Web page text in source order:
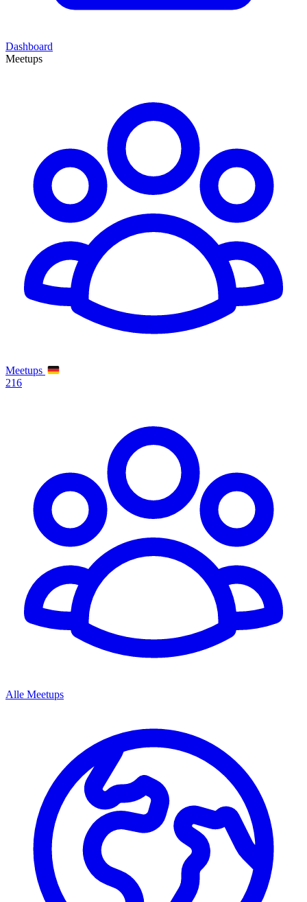
Dashboard
Meetups
Meetups
216
Alle Meetups